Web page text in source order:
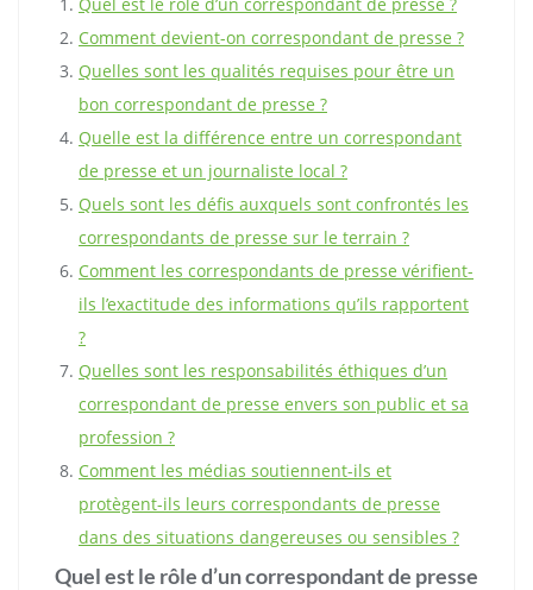
Comment devient-on correspondant de presse ?
Quelles sont les qualités requises pour être un
bon correspondant de presse ?
Quelle est la différence entre un correspondant
de presse et un journaliste local ?
Quels sont les défis auxquels sont confrontés les
correspondants de presse sur le terrain ?
Comment les correspondants de presse vérifient-
ils l’exactitude des informations qu’ils rapportent
?
Quelles sont les responsabilités éthiques d’un
correspondant de presse envers son public et sa
profession ?
Comment les médias soutiennent-ils et
protègent-ils leurs correspondants de presse
dans des situations dangereuses ou sensibles ?
Quel est le rôle d’un correspondant de presse